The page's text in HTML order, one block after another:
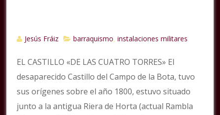
Jesús Fráiz barraquismo ,instalaciones militares
EL CASTILLO «DE LAS CUATRO TORRES» El
desaparecido Castillo del Campo de la Bota, tuvo
sus orígenes sobre el año 1800, estuvo situado
junto a la antigua Riera de Horta (actual Rambla